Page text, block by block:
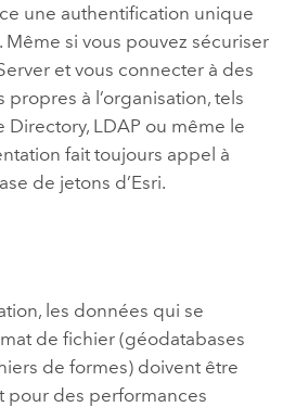
une authentification unique
Même si vous pouvez sécuriser
et vous connecter à des
propres à l’organisation, tels
LDAP ou même le
fait toujours appel à
de jetons d’Esri.
les données qui se
de fichier (géodatabases
de formes) doivent être
pour des performances